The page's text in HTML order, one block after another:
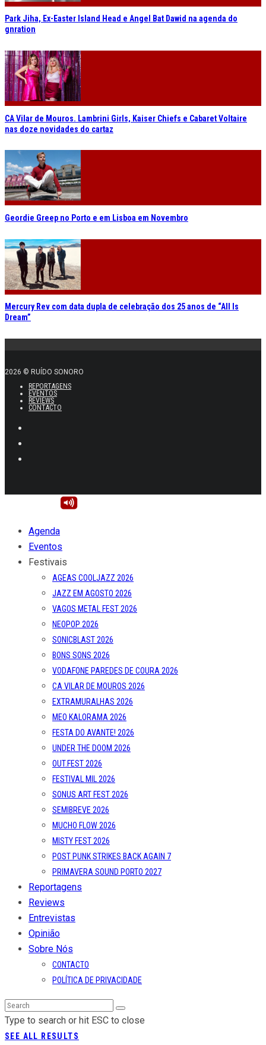
Park Jiha, Ex-Easter Island Head e Angel Bat Dawid na agenda do
gnration
CA Vilar de Mouros. Lambrini Girls, Kaiser Chiefs e Cabaret Voltaire
nas doze novidades do cartaz
Geordie Greep no Porto e em Lisboa em Novembro
Mercury Rev com data dupla de celebração dos 25 anos de “All Is
Dream”
2026 © RUÍDO SONORO
REPORTAGENS
EVENTOS
REVIEWS
CONTACTO
Agenda
Eventos
Festivais
AGEAS COOLJAZZ 2026
JAZZ EM AGOSTO 2026
VAGOS METAL FEST 2026
NEOPOP 2026
SONICBLAST 2026
BONS SONS 2026
VODAFONE PAREDES DE COURA 2026
CA VILAR DE MOUROS 2026
EXTRAMURALHAS 2026
MEO KALORAMA 2026
FESTA DO AVANTE! 2026
UNDER THE DOOM 2026
OUT.FEST 2026
FESTIVAL MIL 2026
SONUS ART FEST 2026
SEMIBREVE 2026
MUCHO FLOW 2026
MISTY FEST 2026
POST PUNK STRIKES BACK AGAIN 7
PRIMAVERA SOUND PORTO 2027
Reportagens
Reviews
Entrevistas
Opinião
Sobre Nós
CONTACTO
POLÍTICA DE PRIVACIDADE
Type to search or hit ESC to close
SEE ALL RESULTS